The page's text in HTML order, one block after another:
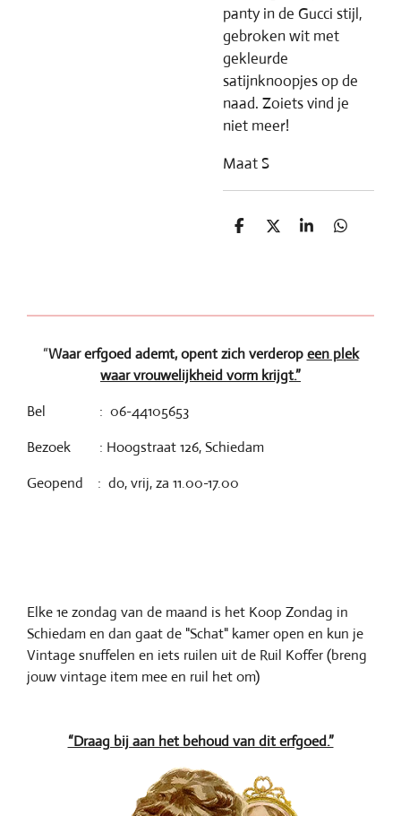
panty in de Gucci stijl,
gebroken wit met
gekleurde
satijnknoopjes op de
naad. Zoiets vind je
niet meer!
Maat S
D
D
S
D
“Waar erfgoed ademt, opent zich verderopeen plek
waar vrouwelijkheid vorm krijgt.”
Bel : 06-44105653
Bezoek : Hoogstraat 126, Schiedam
Geopend : do, vrij, za 11.00-17.00
Elke 1e zondag van de maand is het Koop Zondag in
Schiedam en dan gaat de "Schat" kamer open en kun je
Vintage snuffelen en iets ruilen uit de Ruil Koffer (breng
jouw vintage item mee en ruil het om)
“Draag bij aan het behoud van dit erfgoed.”